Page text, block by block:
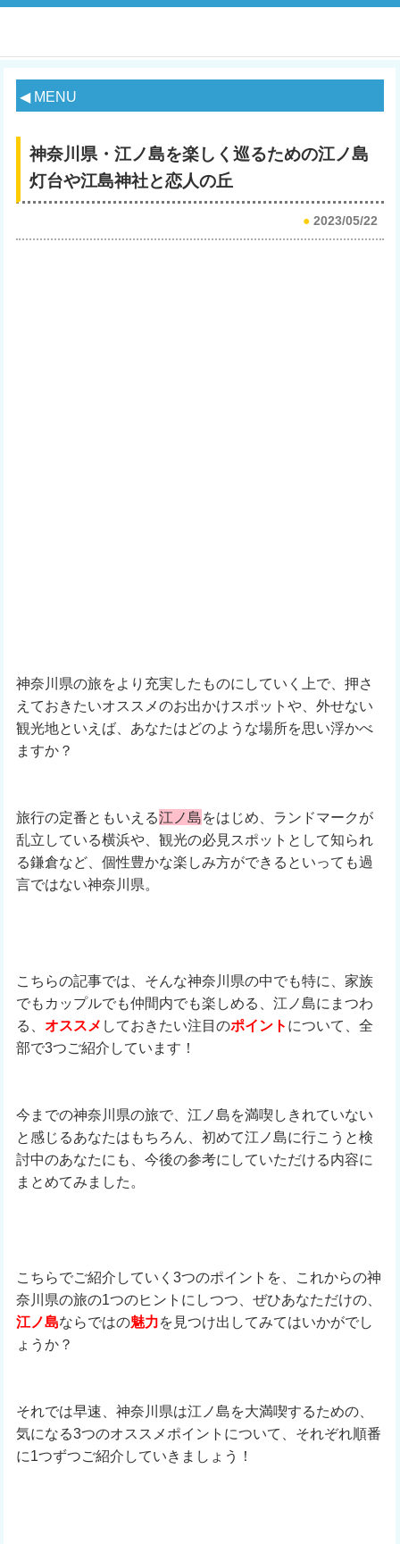
◀ MENU
神奈川県・江ノ島を楽しく巡るための江ノ島
灯台や江島神社と恋人の丘
●2023/05/22
神奈川県の旅をより充実したものにしていく上で、押さ
えておきたいオススメのお出かけスポットや、外せない
観光地といえば、あなたはどのような場所を思い浮かべ
ますか？
旅行の定番ともいえる江ノ島をはじめ、ランドマークが
乱立している横浜や、観光の必見スポットとして知られ
る鎌倉など、個性豊かな楽しみ方ができるといっても過
言ではない神奈川県。
こちらの記事では、そんな神奈川県の中でも特に、家族
でもカップルでも仲間内でも楽しめる、江ノ島にまつわ
る、 オススメ しておきたい注目のポイント について、全
部で3つご紹介しています！
今までの神奈川県の旅で、江ノ島を満喫しきれていない
と感じるあなたはもちろん、初めて江ノ島に行こうと検
討中のあなたにも、今後の参考にしていただける内容に
まとめてみました。
こちらでご紹介していく3つのポイントを、これからの神
奈川県の旅の1つのヒントにしつつ、ぜひあなただけの、
江ノ島ならではの魅力を見つけ出してみてはいかがでし
ょうか？
それでは早速、神奈川県は江ノ島を大満喫するための、
気になる3つのオススメポイントについて、それぞれ順番
に1つずつご紹介していきましょう！